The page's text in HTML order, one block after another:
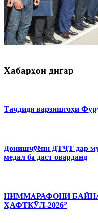
Хабарҳои дигар
Таҷдиди варзишгоҳи
Донишҷӯёни ДТҶТ дар
медал ба даст оварданд
НИММАРАФОНИ
ҲАФТКӮЛ-2026”